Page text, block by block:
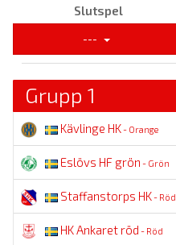
Slutspel
---
Grupp 1
Kävlinge HK- Orange
Eslövs HF grön - Grön
Staffanstorps HK- Röd
HK Ankaret röd - Röd